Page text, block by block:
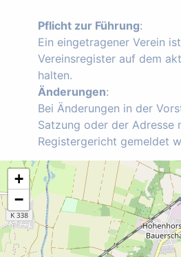
Pflicht zur Führung:
Ein eingetragener Verein
Vereinsregister auf dem
halten.
Änderungen:
Bei Änderungen in der
Satzung oder der Adresse
Registergericht gemeldet
+
−